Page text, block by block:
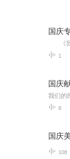
国庆
1
国庆
8
国庆
108